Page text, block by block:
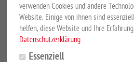
inklusive Handbrause gibt Ihnen die
einem schweisstreibenden Einsatz
Schwenkarms kann das Pferd nicht auf
Pferdeabspritzdusche Variabel ist im
der Länge ausziehbar, komplett mit 1/2
verwenden Cookies und andere
Website. Einige von ihnen sind
helfen, diese Website und Ihre
Datenschutzerklärung
Essenziell